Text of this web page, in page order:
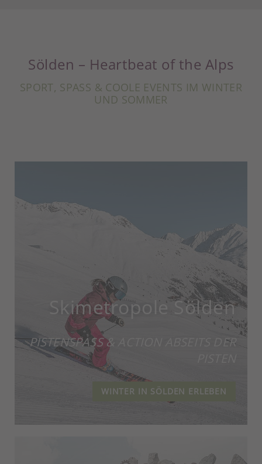
Sölden – Heartbeat of the Alps
SPORT, SPASS & COOLE EVENTS IM WINTER U
ND SOMMER
Skimetropole Sölden
PISTENSPASS & ACTION ABSEITS DER P
WINTER IN SÖLDEN ERLEBEN